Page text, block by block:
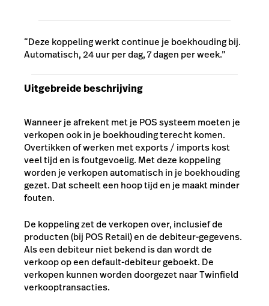
“Deze koppeling werkt continue je boekhouding bij.
Automatisch, 24 uur per dag, 7 dagen per week.”
Uitgebreide beschrijving
Wanneer je afrekent met je POS systeem moeten je
verkopen ook in je boekhouding terecht komen.
Overtikken of werken met exports / imports kost
veel tijd en is foutgevoelig. Met deze koppeling
worden je verkopen automatisch in je boekhouding
gezet. Dat scheelt een hoop tijd en je maakt minder
fouten.
De koppeling zet de verkopen over, inclusief de
producten (bij POS Retail) en de debiteur-gegevens.
Als een debiteur niet bekend is dan wordt de
verkoop op een default-debiteur geboekt. De
verkopen kunnen worden doorgezet naar Twinfield
verkooptransacties.